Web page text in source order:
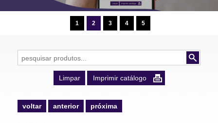
1 2 3 4 5
Limpar
Imprimir catálogo
voltar
anterior
próxima